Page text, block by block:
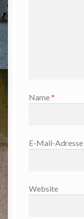
Name*
E-Mail-Adresse
Website